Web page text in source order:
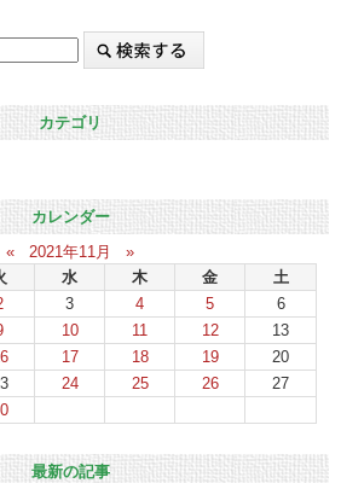
カテゴリ
カレンダー
«
2021年11月
»
水 木 金
土
3 4 5
6
10 11 12
13
17 18 19
20
24 25 26
27
最新の記事